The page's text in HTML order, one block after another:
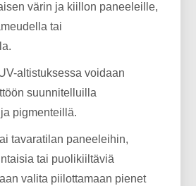
värin ja kiillon paneeleille,
tai
altistuksessa voidaan
suunnitelluilla
pigmenteillä.
tavaratilan paneeleihin,
​​tai puolikiiltäviä
valita piilottamaan pienet